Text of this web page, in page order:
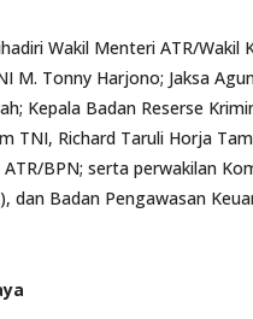
Wakil Menteri ATR/Wakil
M. Tonny Harjono; Jaksa
Kepala Badan Reserse
TNI, Richard Taruli Horja
BPN; serta perwakilan
dan Badan Pengawasan